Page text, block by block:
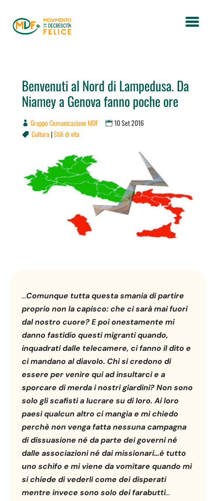
Benvenuti al Nord di Lampedusa. Da
Niamey a Genova fanno poche ore
Gruppo Comunicazione MDF 10 Set 2016
 Cultura |Stili di vita
…Comunque tutta questa smania di partire
proprio non la capisco: che ci sarà mai fuori
dal nostro cuore? E poi onestamente mi
danno fastidio questi migranti quando,
inquadrati dalle telecamere, ci fanno il dito e
ci mandano al diavolo. Chi si credono di
essere per venire qui ad insultarci e a
sporcare di merda i nostri giardini? Non sono
solo gli scafisti a lucrare su di loro. Ai loro
paesi qualcun altro ci mangia e mi chiedo
perchè non venga fatta nessuna campagna
di dissuasione né da parte dei governi né
dalle associazioni né dai missionari…è tutto
uno schifo e mi viene da vomitare quando mi
si chiede di vederli come dei disperati
mentre invece sono solo dei farabutti…